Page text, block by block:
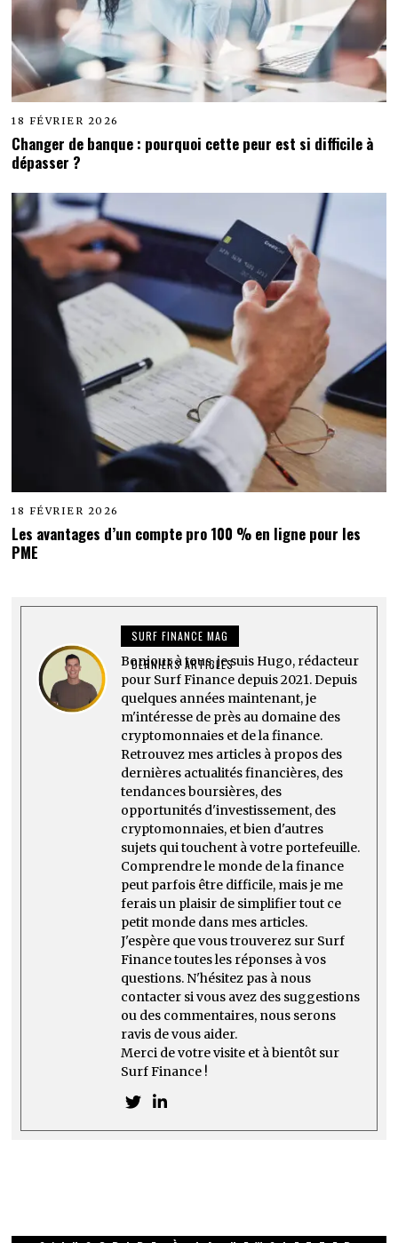
18 FÉVRIER 2026
Changer de banque : pourquoi cette peur est si difficile à
dépasser ?
18 FÉVRIER 2026
Les avantages d’un compte pro 100 % en ligne pour les
PME
SURF FINANCE MAG
DERNIERS ARTICLES
Bonjour à tous, je suis Hugo, rédacteur
pour Surf Finance depuis 2021. Depuis
quelques années maintenant, je
m'intéresse de près au domaine des
cryptomonnaies et de la finance.
Retrouvez mes articles à propos des
dernières actualités financières, des
tendances boursières, des
opportunités d'investissement, des
cryptomonnaies, et bien d'autres
sujets qui touchent à votre portefeuille.
Comprendre le monde de la finance
peut parfois être difficile, mais je me
ferais un plaisir de simplifier tout ce
petit monde dans mes articles.
J'espère que vous trouverez sur Surf
Finance toutes les réponses à vos
questions. N'hésitez pas à nous
contacter si vous avez des suggestions
ou des commentaires, nous serons
ravis de vous aider.
Merci de votre visite et à bientôt sur
Surf Finance !